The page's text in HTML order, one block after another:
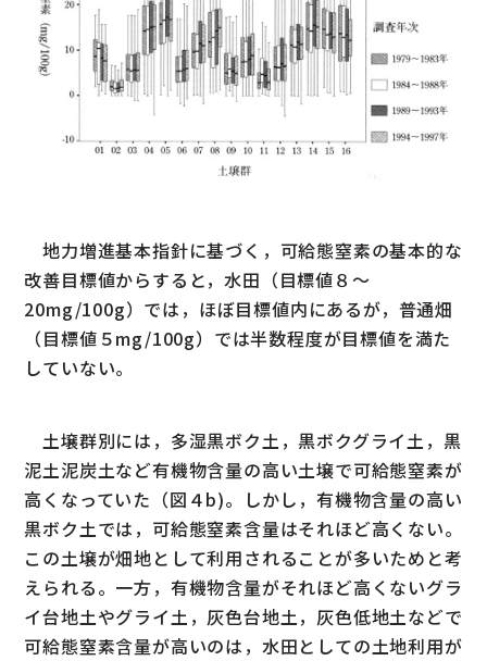
地力増進基本指針に基づく，可給態窒素の基本的な
改善目標値からすると，水田（目標値８～
20mg/100g）では，ほぼ目標値内にあるが，普通畑
（目標値５mg/100g）では半数程度が目標値を満た
していない。
土壌群別には，多湿黒ボク土，黒ボクグライ土，黒
泥土泥炭土など有機物含量の高い土壌で可給態窒素が
高くなっていた（図４b)。しかし，有機物含量の高い
黒ボク土では，可給態窒素含量はそれほど高くない。
この土壌が畑地として利用されることが多いためと考
えられる。一方，有機物含量がそれほど高くないグラ
イ台地土やグライ土，灰色台地土，灰色低地土などで
可給態窒素含量が高いのは，水田としての土地利用が